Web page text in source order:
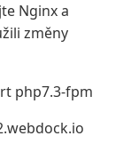
Nginx a
změny
php7.3-fpm